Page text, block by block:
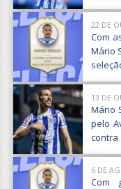
22 DE
Com
Mário
13 DE
Mário
pelo
contra
6 DE
Com